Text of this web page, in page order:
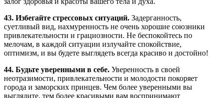
43. Избегайте стрессовых ситуаций. Задерганность,
суетливый вид, нахмуренность не очень хорошие союзники
привлекательности и грациозности. Не беспокойтесь по
мелочам, в каждой ситуации излучайте спокойствие,
оптимизм, и вы будете выглядеть всегда красиво и достойно!
44. Будьте уверенными в себе. Уверенность в своей
неотразимости, привлекательности и молодости покоряет
города и заморских принцев. Чем более уверенными вы
выглядите, тем более красивыми вам воспринимают